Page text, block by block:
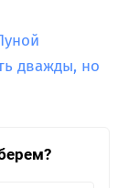
дважды, но